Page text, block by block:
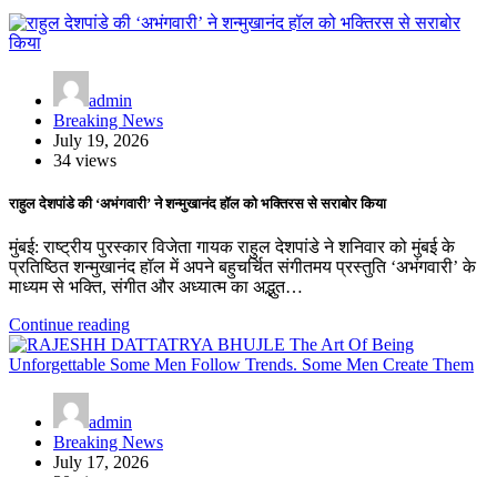
admin
Breaking News
July 19, 2026
34 views
राहुल देशपांडे की ‘अभंगवारी’ ने शन्मुखानंद हॉल को भक्तिरस से सराबोर किया
मुंबई: राष्ट्रीय पुरस्कार विजेता गायक राहुल देशपांडे ने शनिवार को मुंबई के
प्रतिष्ठित शन्मुखानंद हॉल में अपने बहुचर्चित संगीतमय प्रस्तुति ‘अभंगवारी’ के
माध्यम से भक्ति, संगीत और अध्यात्म का अद्भुत…
Continue reading
admin
Breaking News
July 17, 2026